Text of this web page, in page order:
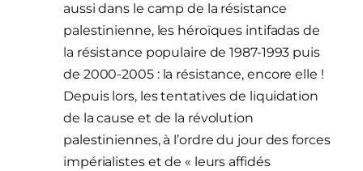
aussi dans le camp de la résistance
palestinienne, les héroïques intifadas de
la résistance populaire de 1987-1993 puis
de 2000-2005 : la résistance, encore elle !
Depuis lors, les tentatives de liquidation
de la cause et de la révolution
palestiniennes, à l’ordre du jour des forces
impérialistes et de « leurs affidés